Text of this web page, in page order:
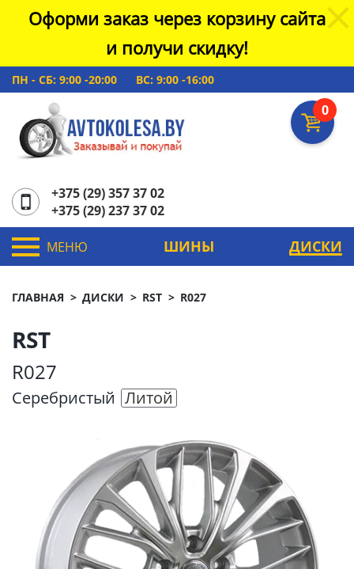
Оформи заказ через корзину сайта
и получи скидку!
ПН - СБ: 9:00 -20:00 ВС: 9:00 -16:00
0
+375 (29) 357 37 02
+375 (29) 237 37 02
МЕНЮ ШИНЫ ДИСКИ
ГЛАВНАЯ ДИСКИ RST R027
RST
R027
Серебристый Литой